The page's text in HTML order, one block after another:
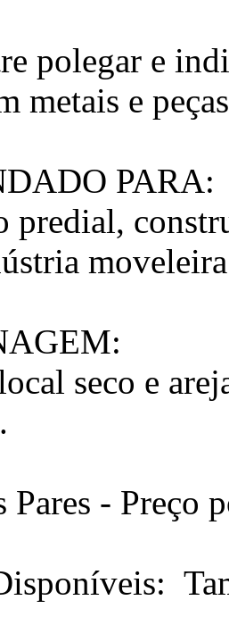
polegar e
metais e
PARA:
predial,
seco e
Pares - Preço